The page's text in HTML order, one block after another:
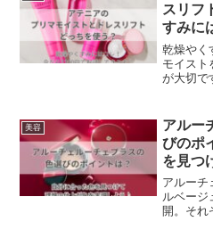
スリフ
すみに
てしっ
乾燥やく
モイスト
が大切で
肌の状態
分けるこ
とができ
美容
アルー
びのポ
を見つ
しよう♪
アルーチ
ルベージ
開。それ